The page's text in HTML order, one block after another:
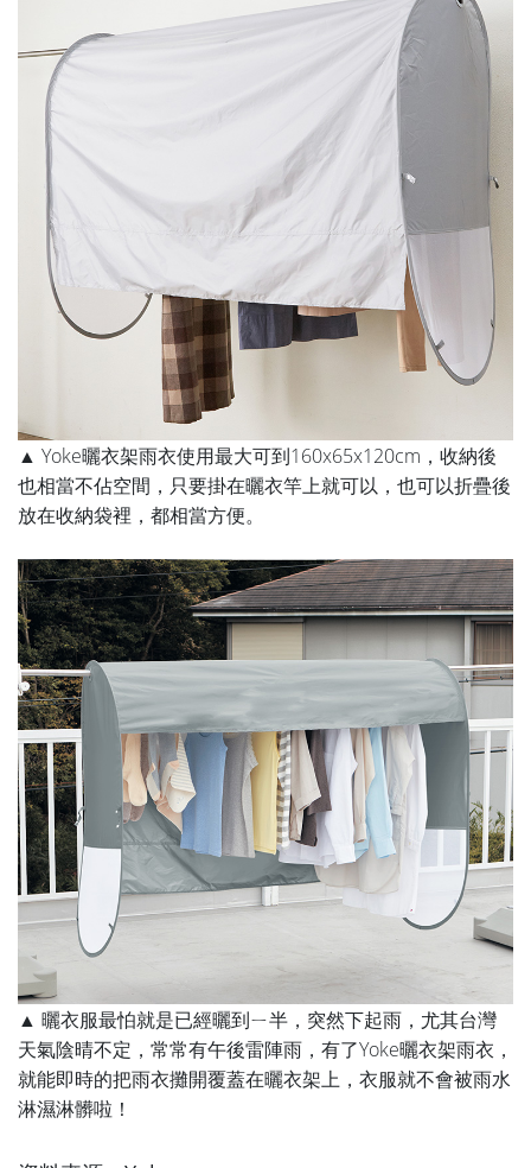
▲ Yoke曬衣架雨衣使用最大可到160x65x120cm，收納後
也相當不佔空間，只要掛在曬衣竿上就可以，也可以折疊後
放在收納袋裡，都相當方便。
▲ 曬衣服最怕就是已經曬到ㄧ半，突然下起雨，尤其台灣
天氣陰晴不定，常常有午後雷陣雨，有了Yoke曬衣架雨衣，
就能即時的把雨衣攤開覆蓋在曬衣架上，衣服就不會被雨水
淋濕淋髒啦！